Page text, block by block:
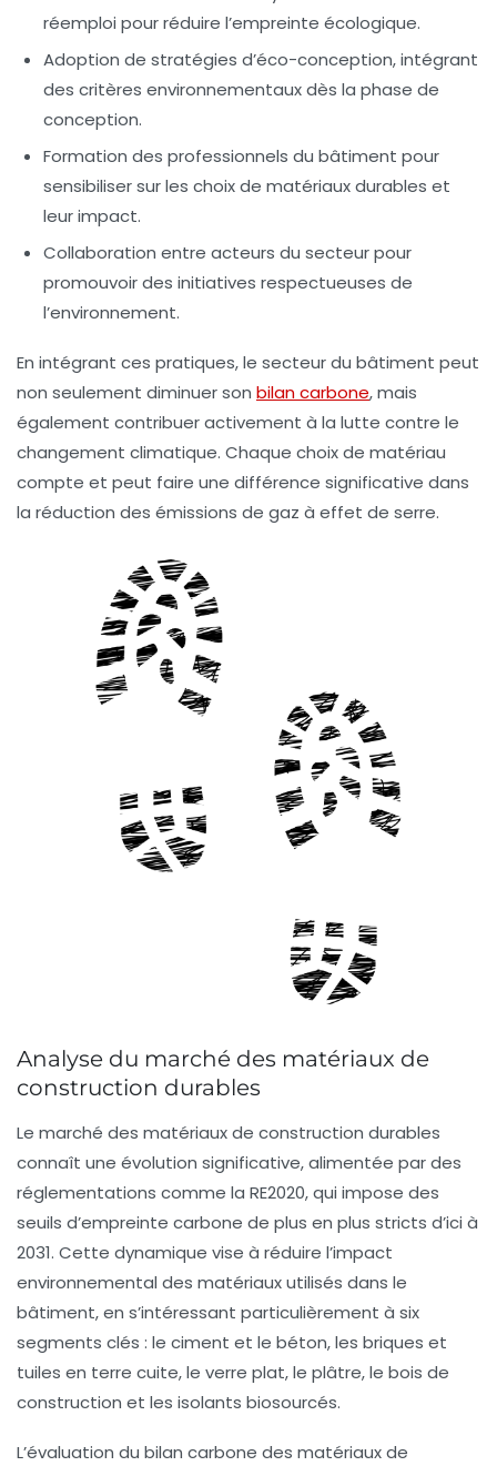
réemploi pour réduire l’empreinte écologique.
Adoption de stratégies d’éco-conception, intégrant
des critères environnementaux dès la phase de
conception.
Formation des professionnels du bâtiment pour
sensibiliser sur les choix de matériaux durables et
leur impact.
Collaboration entre acteurs du secteur pour
promouvoir des initiatives respectueuses de
l’environnement.
En intégrant ces pratiques, le secteur du bâtiment peut
non seulement diminuer son bilan carbone, mais
également contribuer activement à la lutte contre le
changement climatique. Chaque choix de matériau
compte et peut faire une différence significative dans
la réduction des émissions de gaz à effet de serre.
Analyse du marché des matériaux de
construction durables
Le marché des matériaux de construction durables
connaît une évolution significative, alimentée par des
réglementations comme la RE2020, qui impose des
seuils d’empreinte carbone de plus en plus stricts d’ici à
2031. Cette dynamique vise à réduire l’impact
environnemental des matériaux utilisés dans le
bâtiment, en s’intéressant particulièrement à six
segments clés : le ciment et le béton, les briques et
tuiles en terre cuite, le verre plat, le plâtre, le bois de
construction et les isolants biosourcés.
L’évaluation du bilan carbone des matériaux de